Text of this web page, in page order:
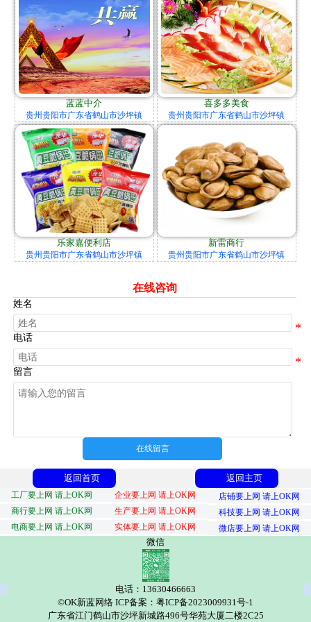
蓝蓝中介
贵州贵阳市广东省鹤山市沙坪镇
喜多多美食
贵州贵阳市广东省鹤山市沙坪镇
乐家嘉便利店
贵州贵阳市广东省鹤山市沙坪镇
新雷商行
贵州贵阳市广东省鹤山市沙坪镇
在线咨询
姓名
电话
留言
在线留言
返回首页 返回主页
工厂要上网 请上OK网 企业要上网 请上OK网
店铺要上网 请上OK网
商行要上网 请上OK网
生产要上网 请上OK网
科技要上网 请上OK网
电商要上网 请上OK网
实体要上网 请上OK网 微店要上网 请上OK网
微信
电话：13630466663
©OK新蓝网络 ICP备案：粤ICP备2023009931号-1
广东省江门鹤山市沙坪新城路496号华苑大厦二楼2C25